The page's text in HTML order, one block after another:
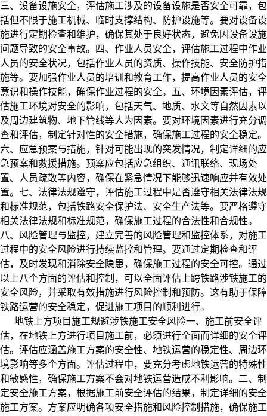
三、设备设施安全， 评估施工涉及的设备设施是否安全可靠，包
括但不限于施工机械、临时支撑结构、防护设施等。要对设备设
施进行定期检查和维护，确保其处于良好状态，避免因设备设施
问题导致的安全事故。
四、作业人员安全， 评估施工过程中作业
人员的安全状况，包括作业人员的资质、操作技能、安全防护措
施等。要加强作业人员的培训和教育工作，提高作业人员的安全
意识和操作技能，确保作业过程的安全。
五、环境因素评估， 评
估施工环境对安全的影响，包括天气、地质、水文等自然因素以
及周边建筑物、地下管线等人为因素。要对环境因素进行充分调
查和评估，制定针对性的安全措施，确保施工过程的安全稳定。
六、应急预案与措施， 针对可能出现的突发情况，制定详细的应
急预案和救援措施。预案应包括应急组织、通讯联络、现场处
置、人员疏散等内容，确保在紧急情况下能够迅速响应并有效处
置。 七、法律法规遵守， 评估施工过程中是否遵守相关法律法规
和标准规范，包括铁路安全保护法、安全生产法等。要严格遵守
相关法律法规和标准规范，确保施工过程的合法性和合规性。
八、风险管理与监控， 建立完善的风险管理和监控体系，对施工
过程中的安全风险进行持续监控和管理。要通过定期检查和评
估，及时发现和消除安全隐患，确保施工过程的安全可控。 通过
以上八个方面的评估和控制，可以全面评估上跨铁路涉铁施工的
安全风险，并采取有效措施进行风险控制和预防。这有助于保障
铁路运营的安全稳定，促进施工项目的顺利进行。
地铁上方项目施工规避涉铁施工安全风险一、施工前安全评
估， 在地铁上方进行项目施工前，必须进行全面而详细的安全评
估。评估应涵盖施工方案的安全性、地铁运营的稳定性、周边环
境影响等多个方面。评估过程中，要充分考虑地铁运营的特殊性
和敏感性，确保施工方案不会对地铁运营造成不利影响。 二、制
定安全施工方案， 根据施工前安全评估的结果，制定详细的安全
施工方案。方案应明确各项安全措施和风险控制措施，确保施工